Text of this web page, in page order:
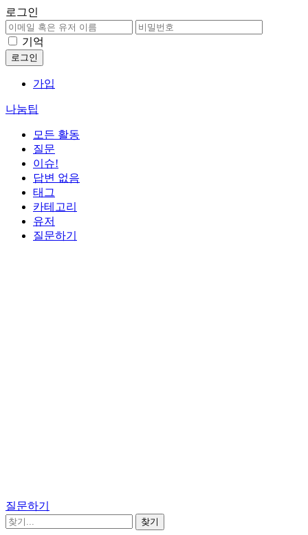
로그인
기억
가입
나눔팁
모든 활동
질문
이슈!
답변 없음
태그
카테고리
유저
질문하기
질문하기